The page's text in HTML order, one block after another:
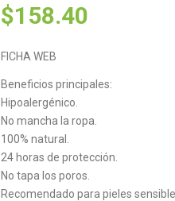
$158.40
FICHA WEB
Beneficios principales:
Hipoalergénico.
No mancha la ropa.
100% natural.
24 horas de protección.
No tapa los poros.
Recomendado para pieles